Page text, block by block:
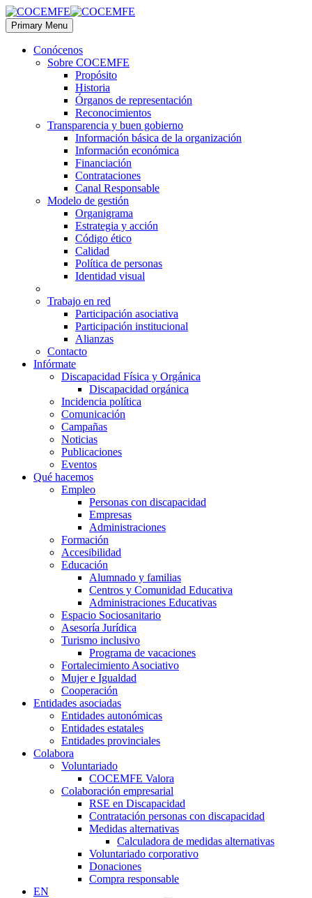
Primary Menu
Conócenos
Sobre COCEMFE
Propósito
Historia
Órganos de representación
Reconocimientos
Transparencia y buen gobierno
Información básica de la organización
Información económica
Financiación
Contrataciones
Canal Responsable
Modelo de gestión
Organigrama
Estrategia y acción
Código ético
Calidad
Política de personas
Identidad visual
Trabajo en red
Participación asociativa
Participación institucional
Alianzas
Contacto
Infórmate
Discapacidad Física y Orgánica
Discapacidad orgánica
Incidencia política
Comunicación
Campañas
Noticias
Publicaciones
Eventos
Qué hacemos
Empleo
Personas con discapacidad
Empresas
Administraciones
Formación
Accesibilidad
Educación
Alumnado y familias
Centros y Comunidad Educativa
Administraciones Educativas
Espacio Sociosanitario
Asesoría Jurídica
Turismo inclusivo
Programa de vacaciones
Fortalecimiento Asociativo
Mujer e Igualdad
Cooperación
Entidades asociadas
Entidades autonómicas
Entidades estatales
Entidades provinciales
Colabora
Voluntariado
COCEMFE Valora
Colaboración empresarial
RSE en Discapacidad
Contratación personas con discapacidad
Medidas alternativas
Calculadora de medidas alternativas
Voluntariado corporativo
Donaciones
Compra responsable
EN